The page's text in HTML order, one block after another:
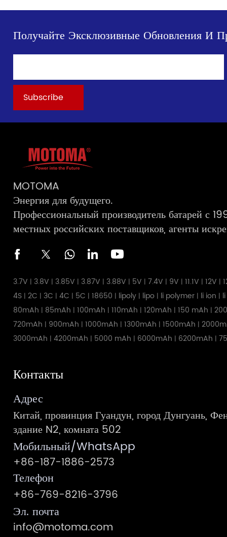
Получайте Эксклюзивные Обновления И
MOTOMA
Энергия для будущего.
Профессиональный производитель батарей с
местных российских поставщиков, агенты
3.7V | 3.8V | 3.85V | 3.87V | 3.88V | 5V | 7.4V | 9V |11.1V |12V |
4S |2C | 3C |4C | 5C |18650 | lipoly | lipo | li polymer | li ion |
80mAh | 85mAh |100mAh |110mAh |120mAh |150 mAh |
720mAh | 900mAh |1000mAh |1300mAh |1500mAh |
3000mAh |4200mAh | 5000 mAh | 6000mAh | 6200mAh |
Контакты
Адрес
Китай, провинция Гуандун, город Дунгуань,
здание N2, комната 502
Мобильный/WhatsApp
+86-187-1886-2573
Телефон
+86-769-8216-3796
Эл. почта
info@motoma.com